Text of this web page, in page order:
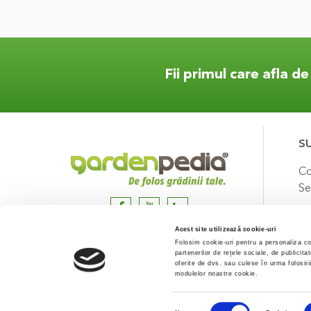
Acest site utilizează cookie-uri
Folosim cookie-uri pentru a personaliza
partenerilor de rețele sociale, de
oferite de dvs. sau culese în urma
modulelor noastre cookie.
Fii primul care afla